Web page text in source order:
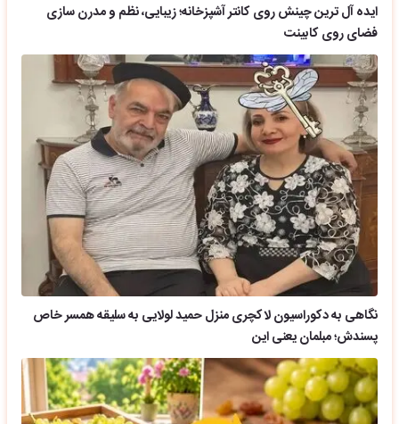
ایده آل ترین چینش روی کانتر آشپزخانه؛ زیبایی، نظم و مدرن سازی
فضای روی کابینت
نگاهی به دکوراسیون لاکچری منزل حمید لولایی به سلیقه همسر خاص
پسندش؛ مبلمان یعنی این